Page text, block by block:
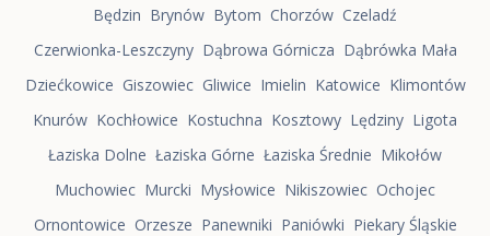
Będzin Brynów Bytom Chorzów Czeladź
Czerwionka-Leszczyny Dąbrowa Górnicza Dąbrówka Mała
Dziećkowice Giszowiec Gliwice Imielin Katowice Klimontów
Knurów Kochłowice Kostuchna Kosztowy Lędziny Ligota
Łaziska Dolne Łaziska Górne Łaziska Średnie Mikołów
Muchowiec Murcki Mysłowice Nikiszowiec Ochojec
Ornontowice Orzesze Panewniki Paniówki Piekary Śląskie